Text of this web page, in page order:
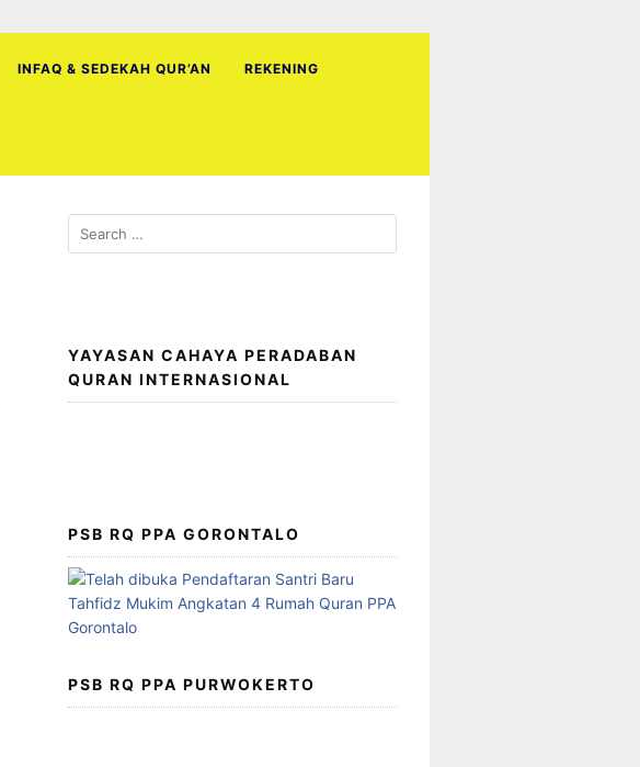
INFAQ & SEDEKAH QUR’AN REKENING
Search
for:
YAYASAN CAHAYA PERADABAN
QURAN INTERNASIONAL
PSB RQ PPA GORONTALO
PSB RQ PPA PURWOKERTO